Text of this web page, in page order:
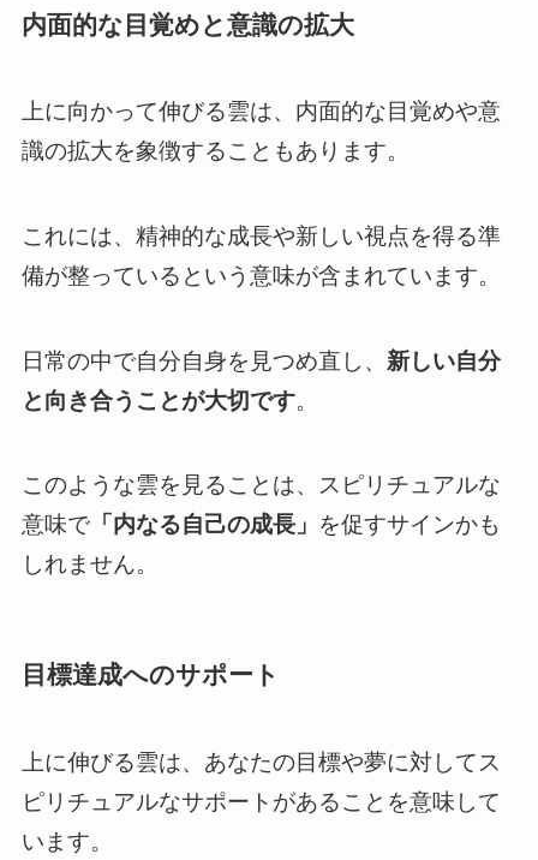
内面的な目覚めと意識の拡大
上に向かって伸びる雲は、内面的な目覚めや意
識の拡大を象徴することもあります。
これには、精神的な成長や新しい視点を得る準
備が整っているという意味が含まれています。
日常の中で自分自身を見つめ直し、 新しい自分
と向き合うことが大切です。
このような雲を見ることは、スピリチュアルな
意味で「内なる自己の成長」 を促すサインかも
しれません。
目標達成へのサポート
上に伸びる雲は、あなたの目標や夢に対してス
ピリチュアルなサポートがあることを意味して
います。